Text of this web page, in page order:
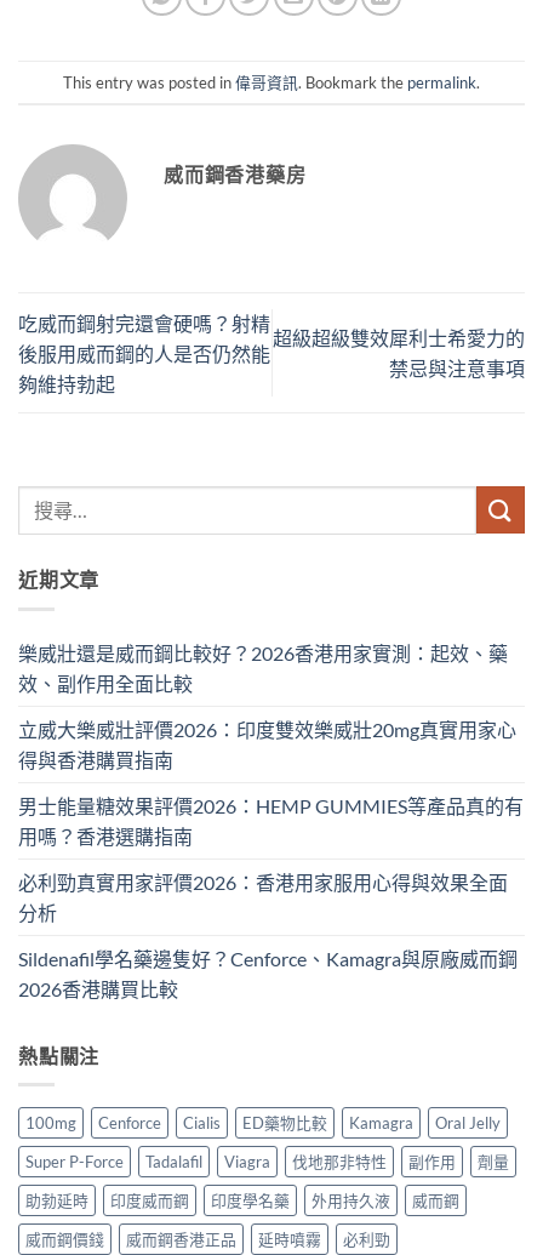
This entry was posted in偉哥資訊. Bookmark the permalink.
威而鋼香港藥房
吃威而鋼射完還會硬嗎？射精
後服用威而鋼的人是否仍然能
夠維持勃起
超級超級雙效犀利士希愛力的
禁忌與注意事項
近期文章
樂威壯還是威而鋼比較好？2026香港用家實測：起效、藥
效、副作用全面比較
立威大樂威壯評價2026：印度雙效樂威壯20mg真實用家心
得與香港購買指南
男士能量糖效果評價2026：HEMP GUMMIES等產品真的有
用嗎？香港選購指南
必利勁真實用家評價2026：香港用家服用心得與效果全面
分析
Sildenafil學名藥邊隻好？Cenforce、Kamagra與原廠威而鋼
2026香港購買比較
熱點關注
100mg Cenforce Cialis ED藥物比較 Kamagra
Oral Jelly
Super P-Force
Tadalafil Viagra 伐地那非特性 副作用
劑量
助勃延時
印度威而鋼 印度學名藥 外用持久液
威而鋼
威而鋼價錢
威而鋼香港正品 延時噴霧 必利勁